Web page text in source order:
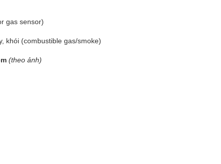
gas sensor)
khói (combustible gas/smoke)
(theo ảnh)